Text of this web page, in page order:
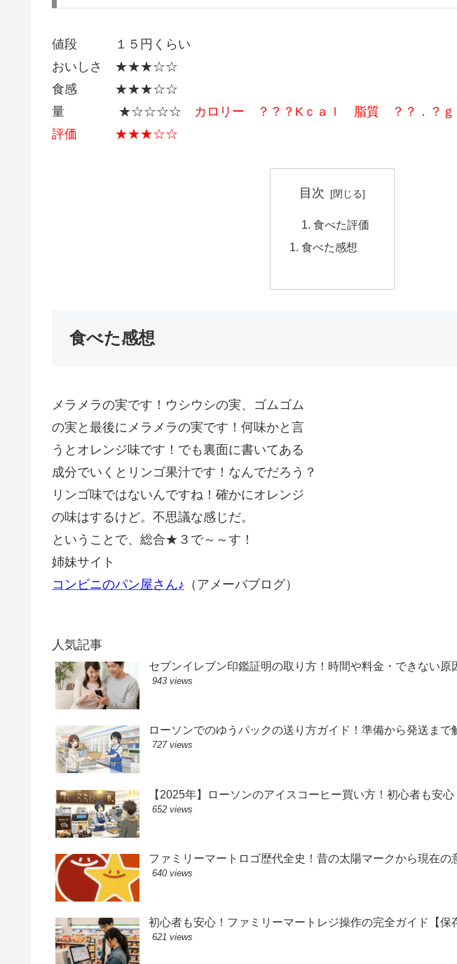
値段 １５円くらい
おいしさ ★★★☆☆
食感 ★★★☆☆
量 ★☆☆☆☆ カロリー ？？？Kｃａｌ 脂質 ？？．？ｇ
評価 ★★★☆☆
目次
食べた評価
食べた感想
食べた感想
メラメラの実です！ウシウシの実、ゴムゴム
の実と最後にメラメラの実です！何味かと言
うとオレンジ味です！でも裏面に書いてある
成分でいくとリンゴ果汁です！なんでだろう？
リンゴ味ではないんですね！確かにオレンジ
の味はするけど。不思議な感じだ。
ということで、総合★３で～～す！
姉妹サイト
コンビニのパン屋さん♪ （アメーバブログ）
人気記事
セブンイレブン印鑑証明の取り方！時間や料金・できない原
943 views
ローソンでのゆうパックの送り方ガイド！準備から発送まで
727 views
【2025年】ローソンのアイスコーヒー買い方！初心者も安心
652 views
ファミリーマートロゴ歴代全史！昔の太陽マークから現在の
640 views
初心者も安心！ファミリーマートレジ操作の完全ガイド【保
621 views